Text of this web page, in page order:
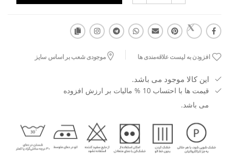
افزودن به لیست علاقه‌مندی ها موجودی شعب بر اساس سایز
این کالا موجود می باشد.
قیمت ها با احتساب 10 % مالیات بر ارزش افزوده
می باشد.